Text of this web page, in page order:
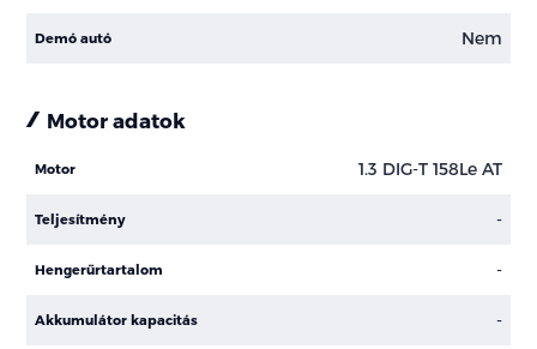
Demó autó Nem
Motor adatok
Motor 1.3 DIG-T 158Le AT
Teljesítmény -
Hengerűrtartalom -
Akkumulátor kapacitás -